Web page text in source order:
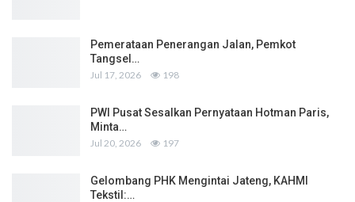
Pemerataan Penerangan Jalan, Pemkot
Tangsel…
Jul 17, 2026 198
PWI Pusat Sesalkan Pernyataan Hotman Paris,
Minta…
Jul 20, 2026 197
Gelombang PHK Mengintai Jateng, KAHMI
Tekstil:…